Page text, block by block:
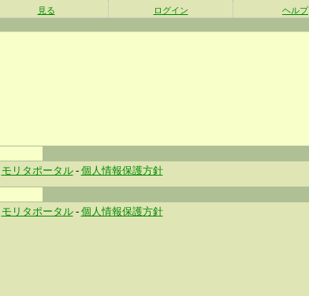
見る ログイン ヘルプ
モリタポータル- 個人情報保護方針
モリタポータル- 個人情報保護方針